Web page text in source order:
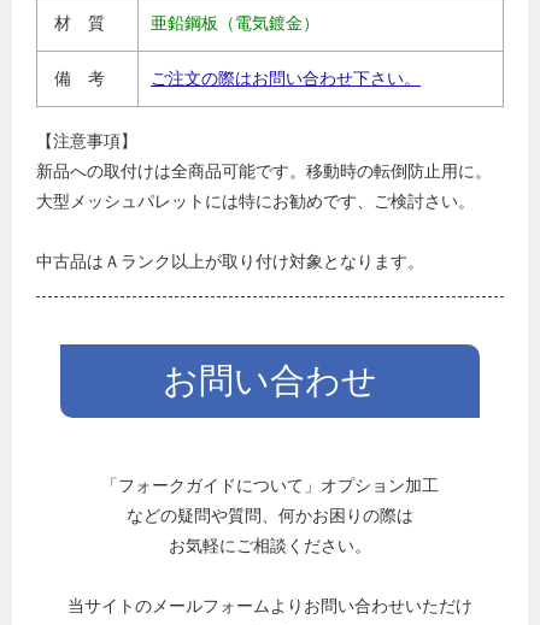
材 質 亜鉛鋼板（電気鍍金）
備 考 ご注文の際はお問い合わせ下さい。
【注意事項】
新品への取付けは全商品可能です。移動時の転倒防止用に。
大型メッシュパレットには特にお勧めです、ご検討さい。
中古品はＡランク以上が取り付け対象となります。
お問い合わせ
「フォークガイドについて」オプション加工
などの疑問や質問、何かお困りの際は
お気軽にご相談ください。
当サイトのメールフォームよりお問い合わせいただけ